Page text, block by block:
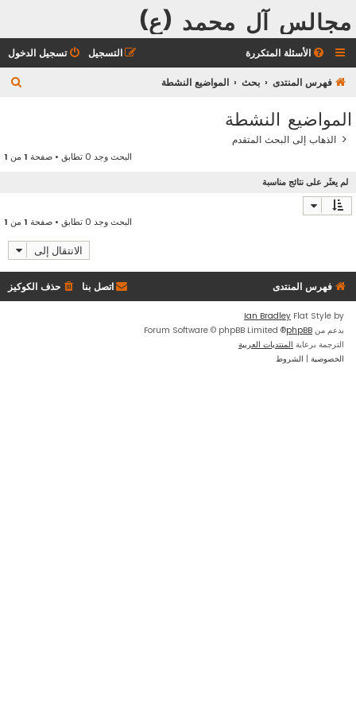
مجالس آل محمد (ع)
الأسئلة المتكررة تسجيل الدخول التسجيل
فهرس المنتدى بحث المواضيع النشطة
المواضيع النشطة
الذهاب إلى البحث المتقدم
البحث وجد 0 تطابق • صفحة 1 من 1
لم يعثَر على نتائج مناسبة
البحث وجد 0 تطابق • صفحة 1 من 1
الانتقال إلى
فهرس المنتدى حذف الكوكيز اتصل بنا
Flat Style by
Ian Bradley
بدعم من phpBB
® Forum Software © phpBB Limited
الترجمة برعاية المنتديات العربية
الخصوصية | الشروط